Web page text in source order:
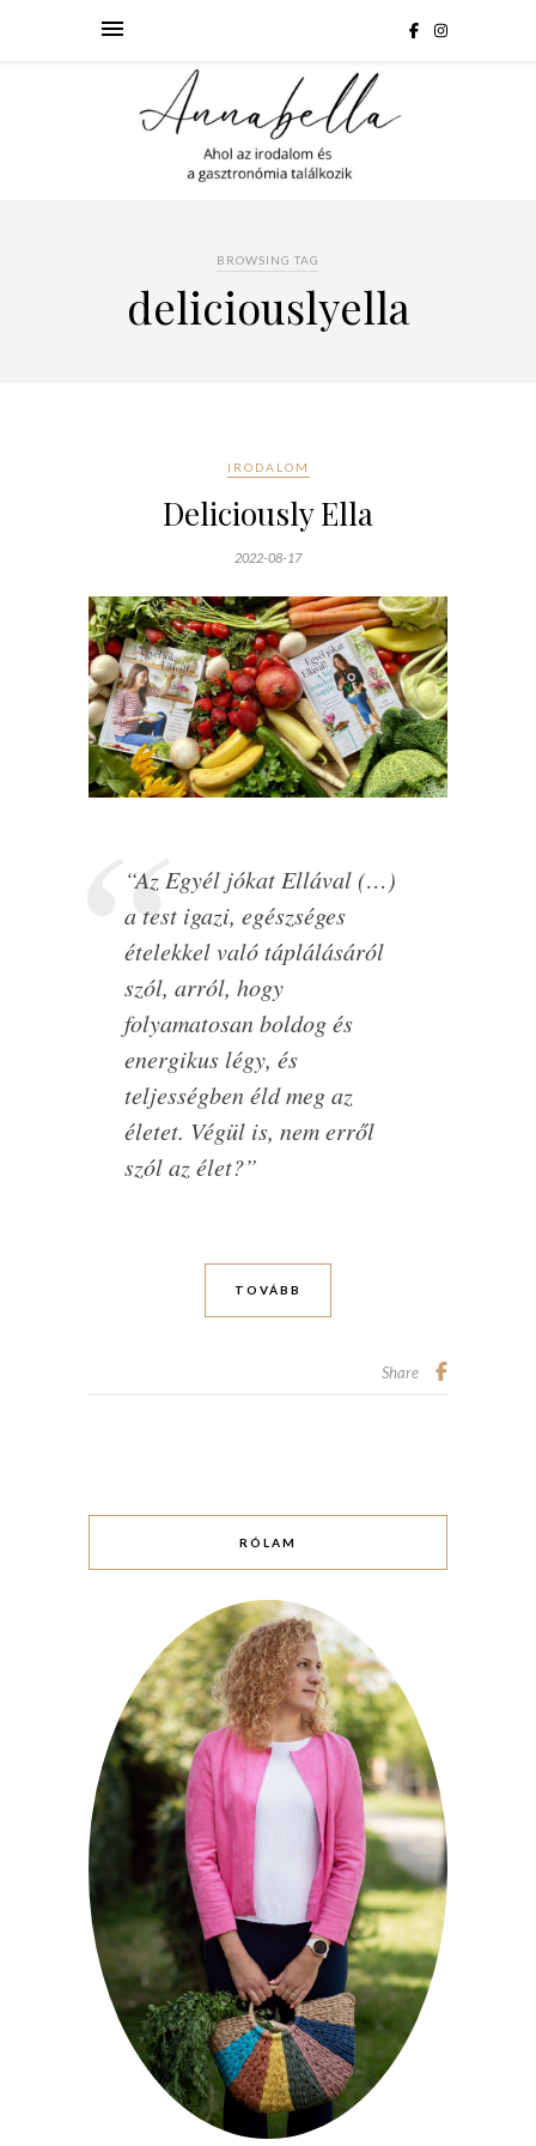
BROWSING TAG
deliciouslyella
IRODALOM
Deliciously Ella
2022-08-17
“Az Egyél jókat Ellával (…)
a test igazi, egészséges
ételekkel való táplálásáról
szól, arról, hogy
folyamatosan boldog és
energikus légy, és
teljességben éld meg az
életet. Végül is, nem erről
szól az élet?”
TOVÁBB
Share
RÓLAM